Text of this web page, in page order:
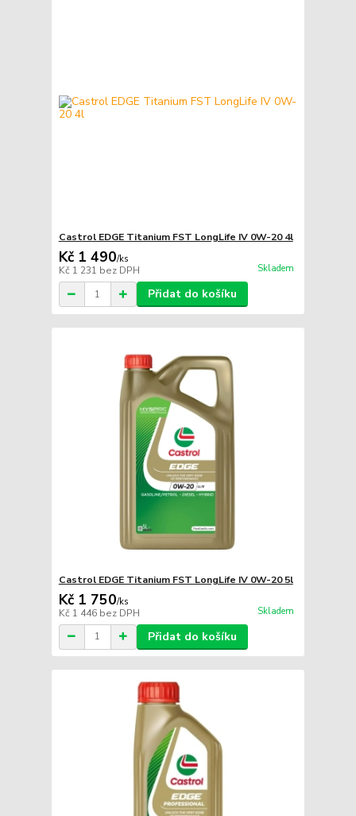
Castrol EDGE Titanium FST LongLife IV 0W-20 4l
Kč 1 490/ks
Kč 1 231 bez DPH Skladem
Přidat do košíku
Castrol EDGE Titanium FST LongLife IV 0W-20 5l
Kč 1 750/ks
Kč 1 446 bez DPH Skladem
Přidat do košíku